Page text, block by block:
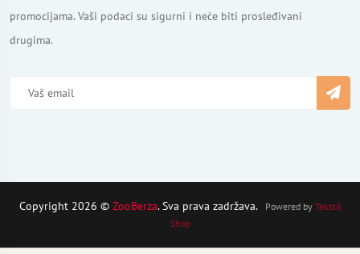
promocijama. Vaši podaci su sigurni i neće biti prosleđivani
drugima.
Copyright 2026 © ZooBerza. Sva prava zadržava. Powered by Tekstil
Shop